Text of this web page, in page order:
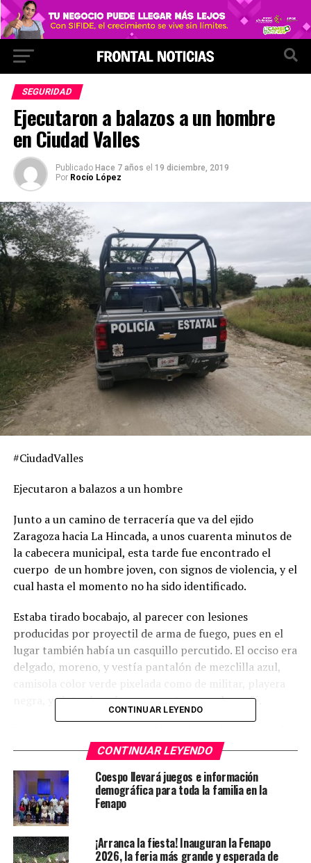
SEGURIDAD
Ejecutaron a balazos a un hombre
en Ciudad Valles
Publicado Hace 7 años el 19 diciembre, 2019
Por Rocío López
#CiudadValles
Ejecutaron a balazos a un hombre
Junto a un camino de terracería que va del ejido
Zaragoza hacia La Hincada, a unos cuarenta minutos de
la cabecera municipal, esta tarde fue encontrado el
cuerpo de un hombre joven, con signos de violencia, y el
cual hasta el momento no ha sido identificado.
Estaba tirado bocabajo, al parecer con lesiones
producidas por proyectil de arma de fuego, pues en el
lugar también había un casquillo percutido. El occiso era
delgado, moreno, y vestía pantalón de mezclilla azul,
camisola color verde pixelada como de militar, playera
negra, y cinturón así como zapatos en color café.
reporte de su hallazgo, y al lugar arribaron elementos
de la Policía Estatal, quienes se encargaron de
acordonar la zona, pero después arribó personal de la
Fiscalía General de Justicia e inspeccionó el lugar
además de que trasladó el cuerpo al Servicio Médico
Forense.
CONTINUAR LEYENDO
CONTINUAR LEYENDO
Coespo llevará juegos e información
demográfica para toda la familia en la
Fenapo
¡Arranca la fiesta! Inauguran la Fenapo
2026, la feria más grande y esperada de